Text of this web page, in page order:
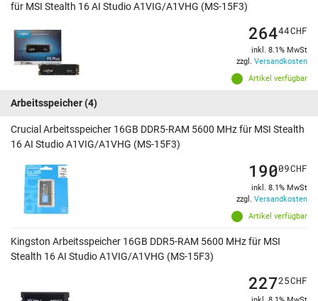
für MSI Stealth 16 AI Studio A1VIG/A1VHG (MS-15F3)
Artikel verfügbar
26444CHF
inkl. 8.1% MwSt
zzgl. Versandkosten
Arbeitsspeicher(4)
Crucial Arbeitsspeicher 16GB DDR5-RAM 5600 MHz für MSI Stealth
16 AI Studio A1VIG/A1VHG (MS-15F3)
Artikel verfügbar
19009CHF
inkl. 8.1% MwSt
zzgl. Versandkosten
Kingston Arbeitsspeicher 16GB DDR5-RAM 5600 MHz für MSI
Stealth 16 AI Studio A1VIG/A1VHG (MS-15F3)
22725CHF